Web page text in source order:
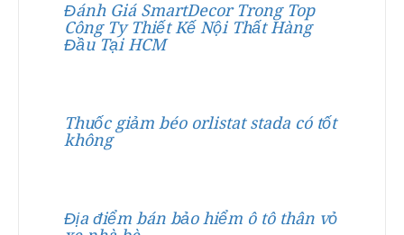
Đánh Giá SmartDecor Trong Top
Công Ty Thiết Kế Nội Thất Hàng
Đầu Tại HCM
Thuốc giảm béo orlistat stada có tốt
không
Địa điểm bán bảo hiểm ô tô thân vỏ